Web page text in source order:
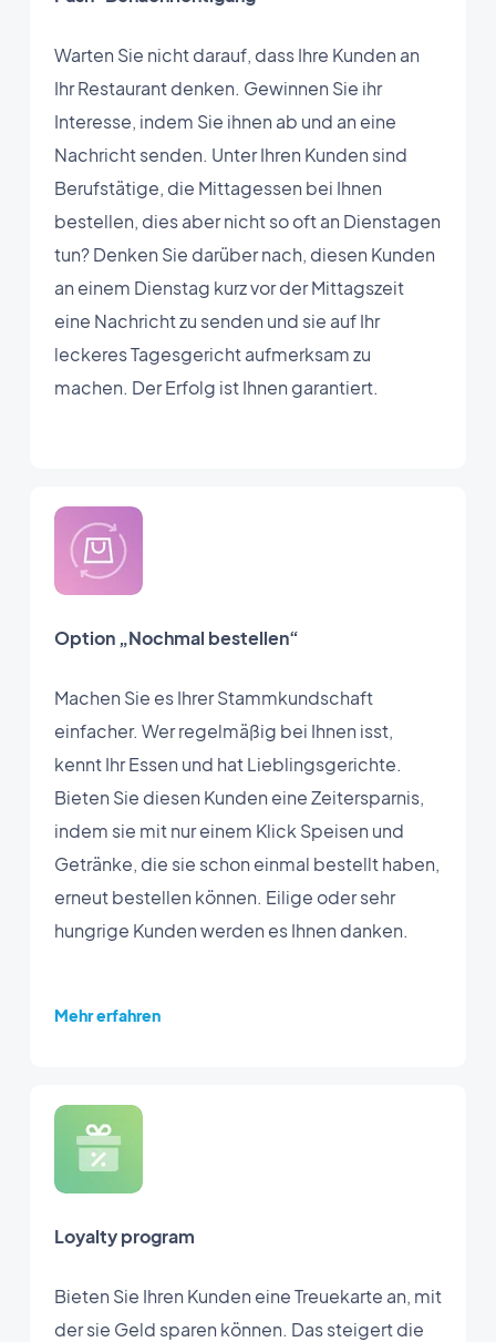
Warten Sie nicht darauf, dass Ihre Kunden an
Ihr Restaurant denken. Gewinnen Sie ihr
Interesse, indem Sie ihnen ab und an eine
Nachricht senden. Unter Ihren Kunden sind
Berufstätige, die Mittagessen bei Ihnen
bestellen, dies aber nicht so oft an Dienstagen
tun? Denken Sie darüber nach, diesen Kunden
an einem Dienstag kurz vor der Mittagszeit
eine Nachricht zu senden und sie auf Ihr
leckeres Tagesgericht aufmerksam zu
machen. Der Erfolg ist Ihnen garantiert.
Option „Nochmal bestellen“
Machen Sie es Ihrer Stammkundschaft
einfacher. Wer regelmäßig bei Ihnen isst,
kennt Ihr Essen und hat Lieblingsgerichte.
Bieten Sie diesen Kunden eine Zeitersparnis,
indem sie mit nur einem Klick Speisen und
Getränke, die sie schon einmal bestellt haben,
erneut bestellen können. Eilige oder sehr
hungrige Kunden werden es Ihnen danken.
Mehr erfahren
Loyalty program
Bieten Sie Ihren Kunden eine Treuekarte an, mit
der sie Geld sparen können. Das steigert die